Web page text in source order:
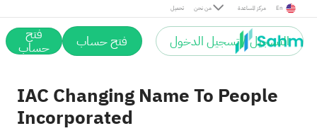
تحميل من نحن مركز المساعدة En
التسجيل / تسجيل الدخول فتح حساب فتح
حساب
IAC Changing Name To People
Incorporated